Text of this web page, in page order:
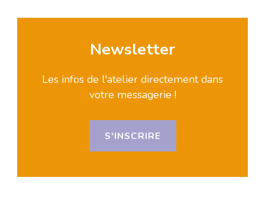
Newsletter
Les infos de l'atelier directement dans
votre messagerie !
S'INSCRIRE